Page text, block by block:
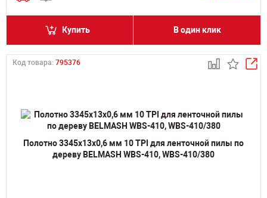
Купить В один клик
Код товара: 795376
Полотно 3345х13х0,6 мм 10 TPI для ленточной пилы по
дереву BELMASH WBS-410, WBS-410/380